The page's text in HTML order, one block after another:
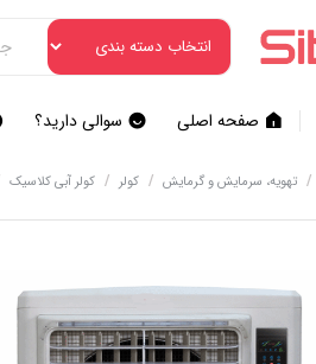
صفحه اصلی سوالی دارید؟
/ تهویه، سرمایش و گرمایش / کولر / کولر آبی کلاسیک